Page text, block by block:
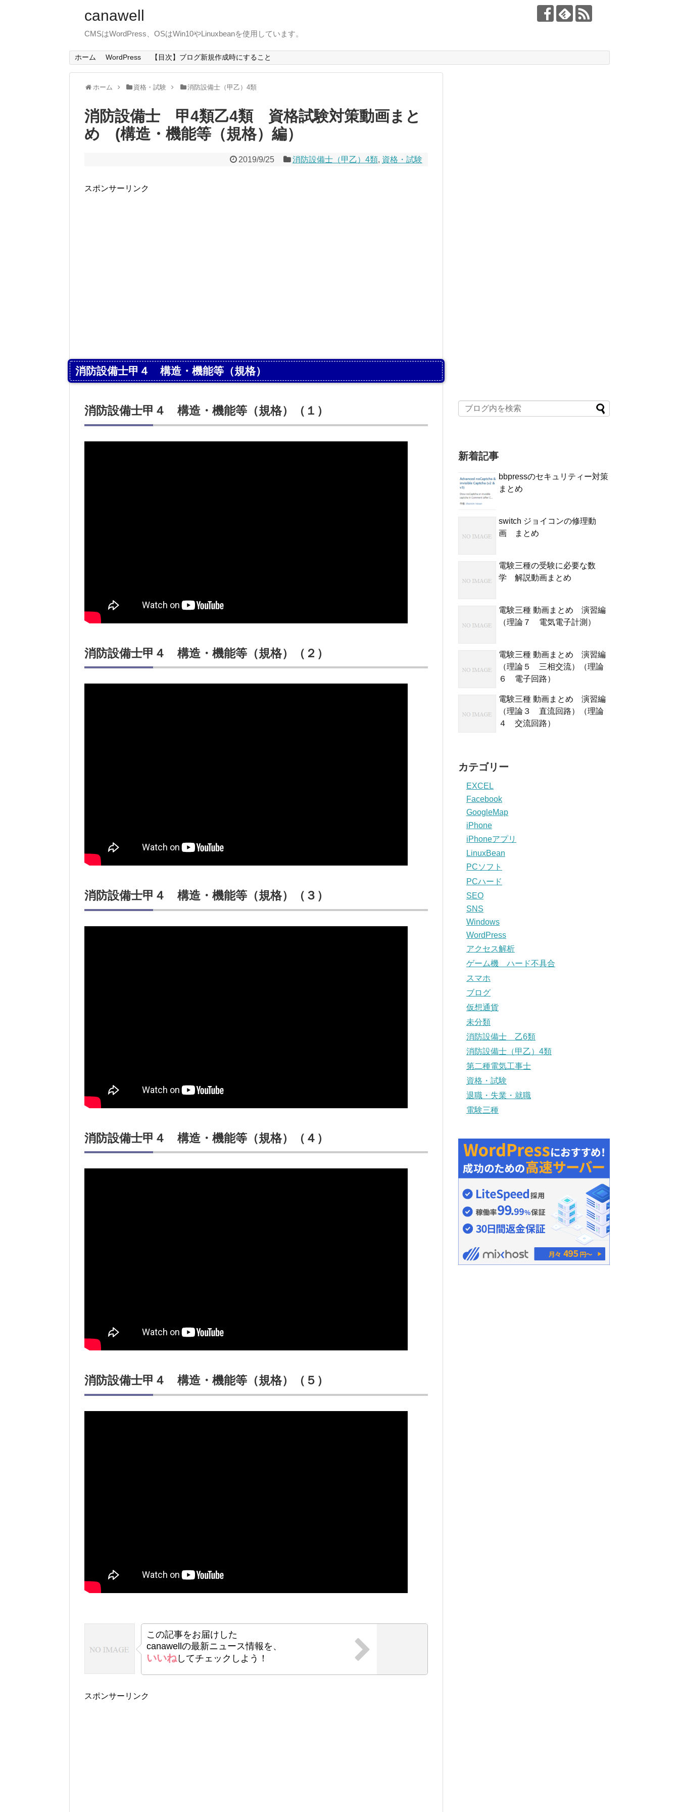
canawell
CMSはWordPress、OSはWin10やLinuxbeanを使用しています。
ホーム WordPress 【目次】ブログ新規作成時にすること
ホーム 資格・試験 消防設備士（甲乙）4類
消防設備士 甲4類乙4類 資格試験対策動画まと
め (構造・機能等（規格）編）
2019/9/25 消防設備士（甲乙）4類, 資格・試験
スポンサーリンク
消防設備士甲４ 構造・機能等（規格）
消防設備士甲４ 構造・機能等（規格）（１）
消防設備士甲４ 構造・機能等（規格）（２）
消防設備士甲４ 構造・機能等（規格）（３）
消防設備士甲４ 構造・機能等（規格）（４）
消防設備士甲４ 構造・機能等（規格）（５）
この記事をお届けした
canawellの最新ニュース情報を、
いいね してチェックしよう！
スポンサーリンク
新着記事
bbpressのセキュリティー対策
まとめ
switch ジョイコンの修理動
画 まとめ
電験三種の受験に必要な数
学 解説動画まとめ
電験三種 動画まとめ 演習編
（理論７ 電気電子計測）
電験三種 動画まとめ 演習編
（理論５ 三相交流）（理論
６ 電子回路）
電験三種 動画まとめ 演習編
（理論３ 直流回路）（理論
４ 交流回路）
カテゴリー
EXCEL
Facebook
GoogleMap
iPhone
iPhoneアプリ
LinuxBean
PCソフト
PCハード
SEO
SNS
Windows
WordPress
アクセス解析
ゲーム機 ハード不具合
スマホ
ブログ
仮想通貨
未分類
消防設備士 乙6類
消防設備士（甲乙）4類
第二種電気工事士
資格・試験
退職・失業・就職
電験三種